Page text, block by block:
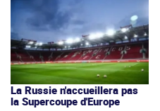
La Russie n'accueillera pas
la Supercoupe d'Europe